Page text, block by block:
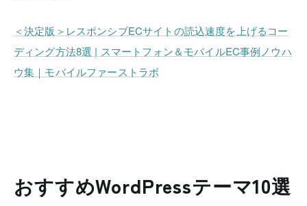
＜決定版＞レスポンシブECサイトの読込速度を上げるコー
ディング方法8選 | スマートフォン＆モバイルEC事例ノウハ
ウ集｜モバイルファーストラボ
おすすめWordPressテーマ10選